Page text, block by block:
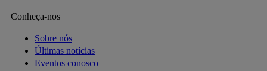
Conheça-nos
Sobre nós
Últimas notícias
Eventos conosco